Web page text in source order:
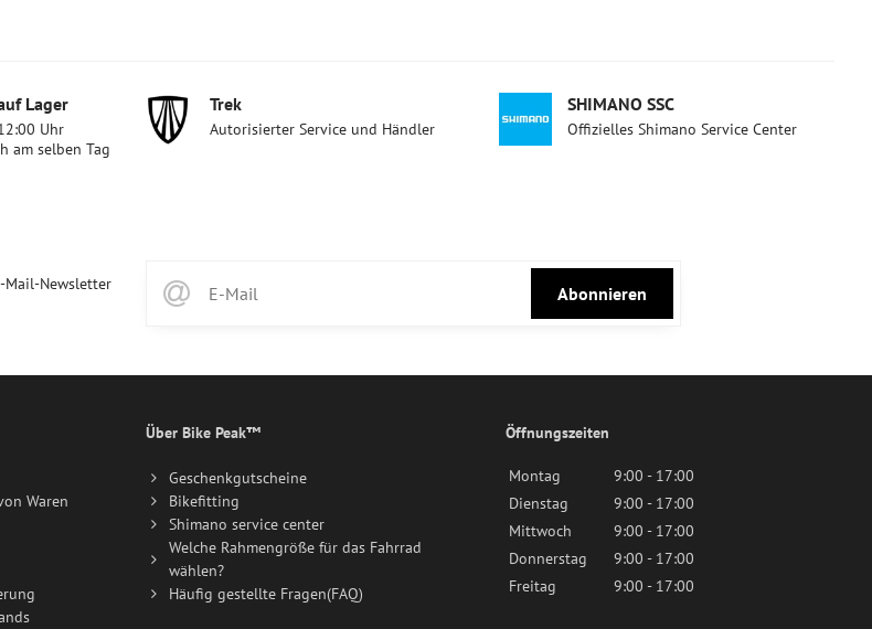
Lager
Uhr
am selben Tag
Trek
Autorisierter Service und Händler
SHIMANO SSC
Offizielles Shimano Service Center
Abonnieren
Mail-Newsletter
Waren
Über Bike Peak™
Geschenkgutscheine
Bikefitting
Shimano service center
Welche Rahmengröße für das Fahrrad
wählen?
Häufig gestellte Fragen(FAQ)
Öffnungszeiten
Montag
9:00 - 17:00
Dienstag
9:00 - 17:00
Mittwoch
9:00 - 17:00
Donnerstag
9:00 - 17:00
Freitag
9:00 - 17:00